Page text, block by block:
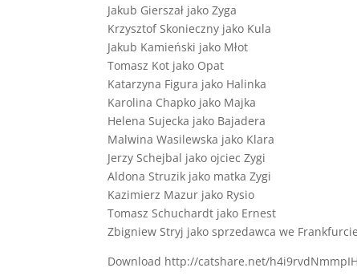
Jakub Gierszał jako Zyga
Krzysztof Skonieczny jako Kula
Jakub Kamieński jako Młot
Tomasz Kot jako Opat
Katarzyna Figura jako Halinka
Karolina Chapko jako Majka
Helena Sujecka jako Bajadera
Malwina Wasilewska jako Klara
Jerzy Schejbal jako ojciec Zygi
Aldona Struzik jako matka Zygi
Kazimierz Mazur jako Rysio
Tomasz Schuchardt jako Ernest
Zbigniew Stryj jako sprzedawca we Frankfurcie
Download http://catshare.net/